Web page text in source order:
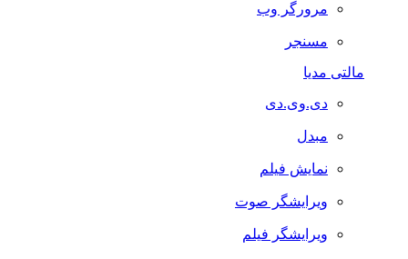
مرورگر وب
مسنجر
مالتی مدیا
دی.وی.دی
مبدل
نمایش فیلم
ویرایشگر صوت
ویرایشگر فیلم